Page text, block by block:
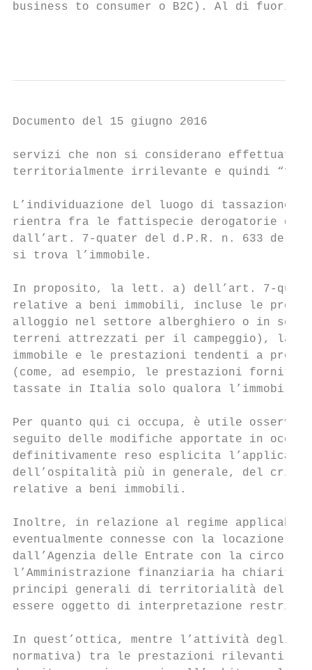
business to consumer o B2C). Al di
Documento del 15 giugno 2016
servizi che non si considerano
territorialmente irrilevante e quindi “fuori
L’individuazione del luogo di
rientra fra le fattispecie derogatorie
dall’art. 7-quater del d.P.R. n. 633 del
si trova l’immobile.
In proposito, la lett. a) dell’art. 7-
relative a beni immobili, incluse le
alloggio nel settore alberghiero o in
terreni attrezzati per il campeggio), la
immobile e le prestazioni tendenti a
(come, ad esempio, le prestazioni
tassate in Italia solo qualora
Per quanto qui ci occupa, è utile
seguito delle modifiche apportate in
definitivamente reso esplicita
dell’ospitalità più in generale, del
relative a beni immobili.
Inoltre, in relazione al regime
eventualmente connesse con la
dall’Agenzia delle Entrate con la
l’Amministrazione finanziaria ha chiarito
principi generali di territorialità
essere oggetto di interpretazione
In quest’ottica, mentre l’attività degli
normativa) tra le prestazioni rilevanti nel